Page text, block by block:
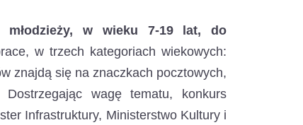
w wieku 7-19 lat, do
w trzech kategoriach wiekowych:
znajdą się na znaczkach pocztowych,
wagę tematu, konkurs
Infrastruktury, Ministerstwo Kultury i